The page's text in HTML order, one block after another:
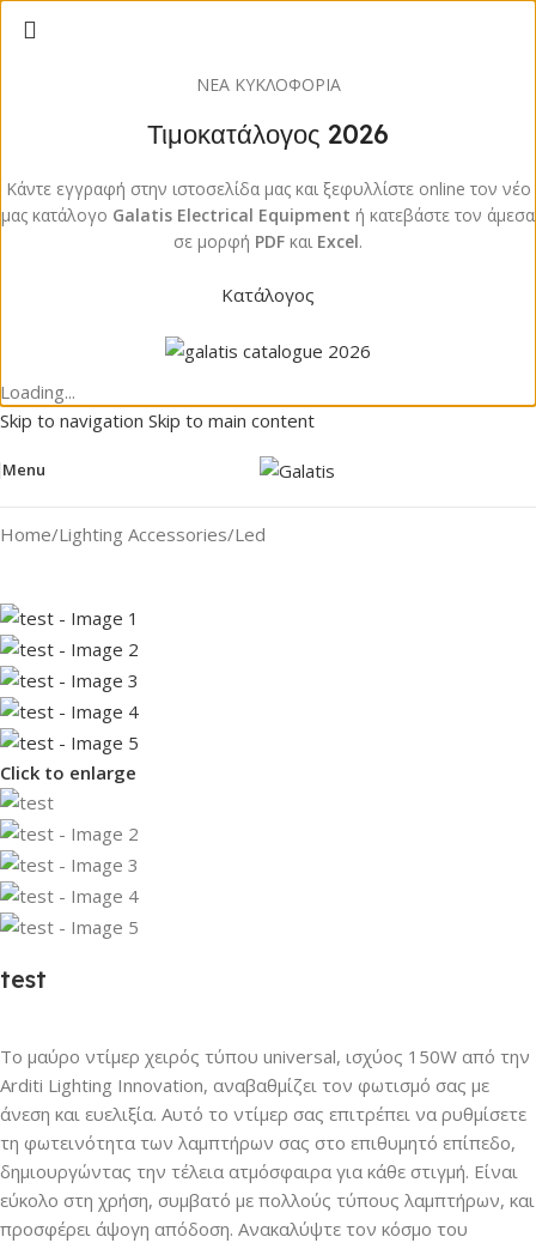
ΝΕΑ ΚΥΚΛΟΦΟΡΙΑ
Τιμοκατάλογος 2026
Κάντε εγγραφή στην ιστοσελίδα μας και ξεφυλλίστε online τον νέο
μας κατάλογο Galatis Electrical Equipment ή κατεβάστε τον άμεσα
σε μορφή PDF και Excel.
Κατάλογος
Loading...
Skip to navigation Skip to main content
Menu
Home/Lighting Accessories/Led
Click to enlarge
test
Το μαύρο ντίμερ χειρός τύπου universal, ισχύος 150W από την
Arditi Lighting Innovation, αναβαθμίζει τον φωτισμό σας με
άνεση και ευελιξία. Αυτό το ντίμερ σας επιτρέπει να ρυθμίσετε
τη φωτεινότητα των λαμπτήρων σας στο επιθυμητό επίπεδο,
δημιουργώντας την τέλεια ατμόσφαιρα για κάθε στιγμή. Είναι
εύκολο στη χρήση, συμβατό με πολλούς τύπους λαμπτήρων, και
προσφέρει άψογη απόδοση. Ανακαλύψτε τον κόσμο του